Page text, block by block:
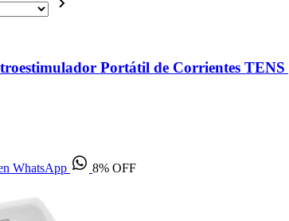
Portátil de Corrientes TENS
WhatsApp 8% OFF